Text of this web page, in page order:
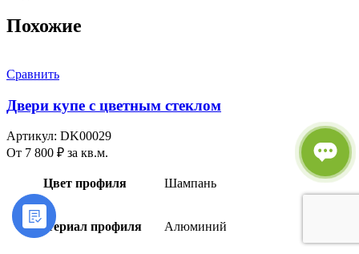
Похожие
Сравнить
Двери купе с цветным стеклом
Артикул: DK00029
От 7 800 ₽ за кв.м.
Цвет профиля Шампань
Материал профиля Алюминий